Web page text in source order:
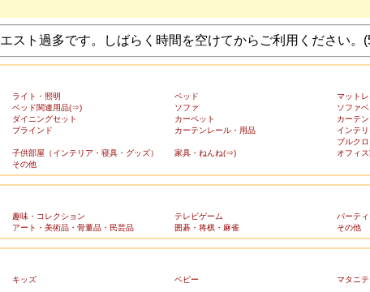
スト過多です。しばらく時間を空けてからご利用ください。
ライト・照明 ベッド マットレ
ベッド関連用品(⇒) ソファ ソファ
ダイニングセット カーペット カーテン
ブラインド カーテンレール・用品
インテ
ブルクロ
子供部屋（インテリア・寝具・グッズ） 家具・ねんね(⇒) オフィ
その他
趣味・コレクション テレビゲーム パーテ
アート・美術品・骨董品・民芸品 囲碁・将棋・麻雀 その他
キッズ ベビー マタニ